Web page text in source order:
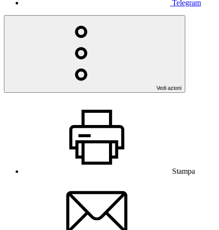
Telegram
Vedi azioni
Stampa